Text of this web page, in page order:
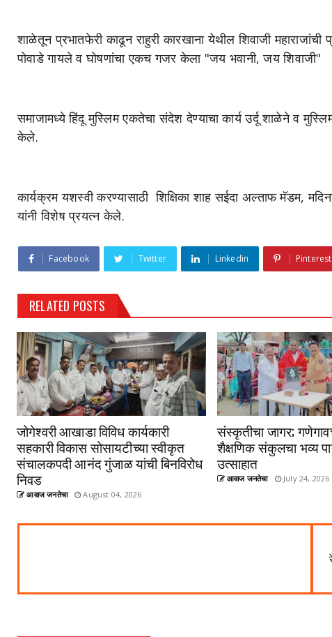
शाळेतून प्रभातफेरी काढून राहुरी कारखाना येथील शिवाजी
पोवाडे गायले व घोषणांचा एकच गजर केला "जय भवानी, जय शिवाजी"
समाजामध्ये हिंदू मुस्लिम एकतेचा संदेश देण्याचा कार्य उर्दू शाळेने व
केले.
कार्यक्रम यशस्वी करण्यासाठी शिक्षिका शाह सईदा अल्ताफ मॅडम,
यांनी विशेष प्रयत्न केले.
Facebook Twitter Linkedin Pinterest
RELATED POSTS
जोगेश्वरी आखाडा विविध कार्यकारी
सहकारी विकास सोसायटीच्या स्वीकृत
संचालकपदी आनंद गुंजाळ यांची बिनविरोध
निवड
आवाज जनतेचा August 04, 2026
संस्कृतीचा जागर;
शैक्षणिक संकुलचा भव्य
उत्साहात
आवाज जनतेचा July 24, 2026